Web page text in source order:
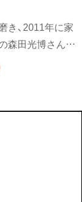
き、2011年に家
森田光博さん。
好みを探り、船
の旨味を引き出
ネタがお目見えす